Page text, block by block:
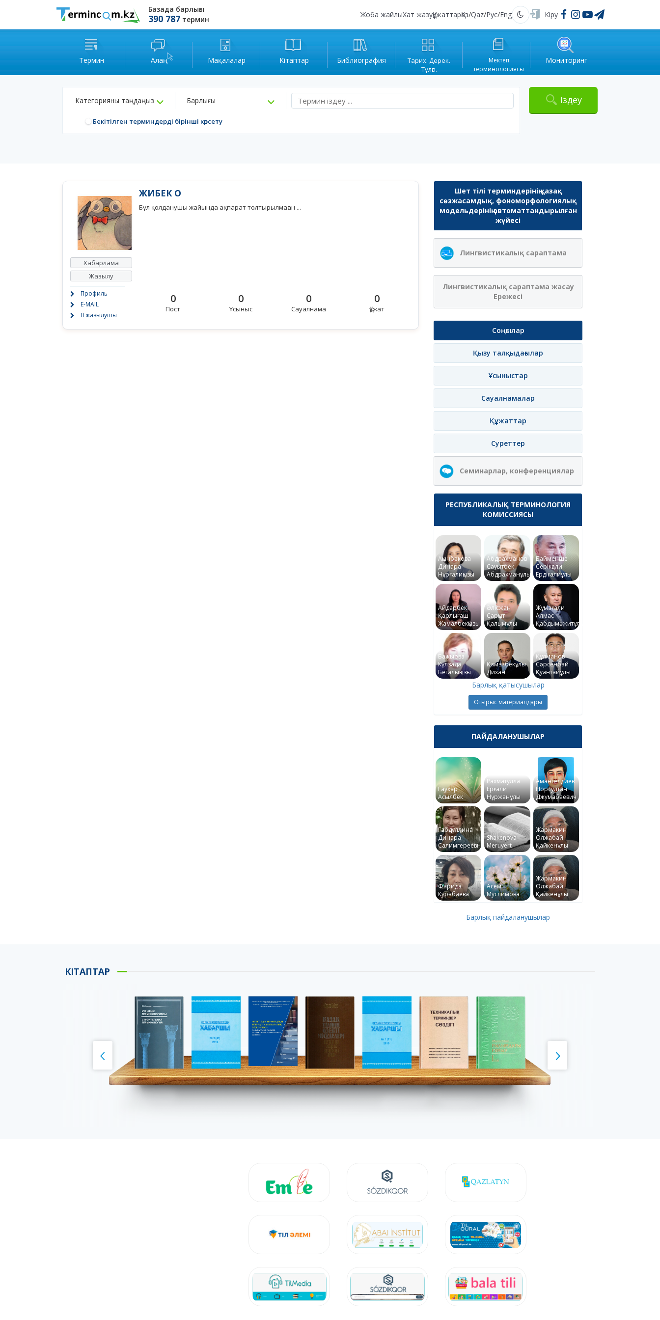
Базада барлығы
390 787 термин
Жоба жайлыХат жазуҚұжаттарҚаз/Qaz/Рус/Eng Қараңғы Кіру
Термин Алаң Мақалалар Кітаптар Библиография
Тарих. Дерек.
Тұлға.
Мектеп
терминологиясы
Мониторинг
Категорияны таңдаңыз Барлығы
Бекітілген терминдерді бірінші көрсету
Іздеу
Хабарлама
Жазылу
Профиль
E-MAIL
0 жазылушы
ЖИБЕК О
Бұл қолданушы жайында ақпарат толтырылмаған ...
0
Пост
0
Ұсыныс
0
Сауалнама
0
Құжат
Шет тілі терминдерінің қазақ
сөзжасамдық, фономорфологиялық
модельдерінің автоматтандырылған
жүйесі
Лингвистикалық сараптама
Лингвистикалық сараптама жасау
Ережесі
Соңғылар
Қызу талқыдағылар
Ұсыныстар
Сауалнамалар
Құжаттар
Суреттер
Семинарлар, конференциялар
РЕСПУБЛИКАЛЫҚ ТЕРМИНОЛОГИЯ
КОМИССИЯСЫ
Ақынбекова
Динара
Нұрғалиқызы
Абдрахманов
Сауытбек
Абдрахманұлы
Байменше
Серікқали
Ердіғалиұлы
Айдарбек
Қарлығаш
Жамалбекқызы
Әлісжан
Сарқыт
Қалымұлы
Жұмағали
Алмас
Қабдымәжитұлы
Бажықова
Күлзада
Бегалықызы
Қамзабекұлы
Дихан
Құлманов
Сәрсенбай
Қуантайұлы
Барлық қатысушылар
Отырыс материалдары
ПАЙДАЛАНУШЫЛАР
Гаухар
Асылбек
Рахматулла
Ерғали
Нұржанұлы
Амангелдиев
Норсултан
Джумабаевич
Габдуллина
Динара
Салимгереевна
Shakenova
Meruyert
Жармакин
Олжабай
Қайкенұлы
Фарида
Курабаева
Асем
Муслимова
Жармакин
Олжабай
Қайкенұлы
Барлық пайдаланушылар
КІТАПТАР